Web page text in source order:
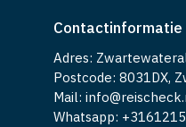
Contactinformatie
Adres:
Postcode: 8031DX,
Mail:
Whatsapp: +